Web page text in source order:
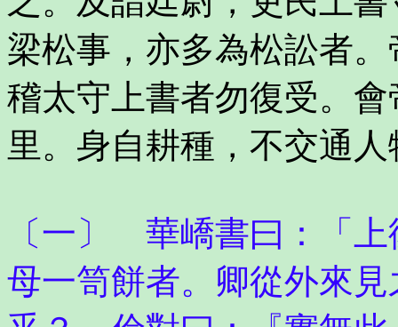
梁松事，亦多為松訟者
稽太守上書者勿復受。
里。身自耕種，不交通人
〔一〕 華嶠書曰：「
母一笥餅者。卿從外來